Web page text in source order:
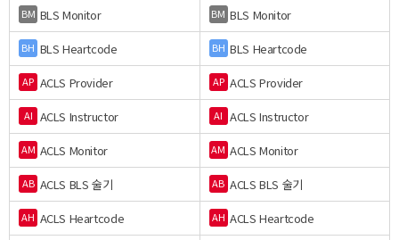
BM BLS Monitor BM BLS Monitor
BH BLS Heartcode BH BLS Heartcode
AP ACLS Provider AP ACLS Provider
AI ACLS Instructor AI ACLS Instructor
AM ACLS Monitor AM ACLS Monitor
AB ACLS BLS 술기 AB ACLS BLS 술기
AH ACLS Heartcode AH ACLS Heartcode